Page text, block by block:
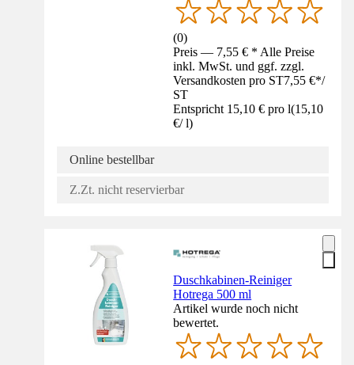
(0)
Preis — 7,55 € * Alle Preise
inkl. MwSt. und ggf. zzgl.
Versandkosten pro ST7,55 €*/
ST
Entspricht 15,10 € pro l(15,10
€/ l)
Online bestellbar
Z.Zt. nicht reservierbar
Duschkabinen-Reiniger
Hotrega 500 ml
Artikel wurde noch nicht
bewertet.